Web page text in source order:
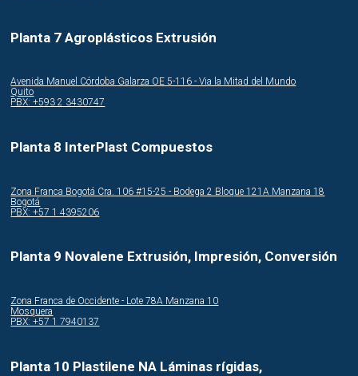
Planta 7 Agroplásticos Extrusión
Avenida Manuel Córdoba Galarza OE 5-116 - Via la Mitad del Mundo
Quito
PBX: +593 2 3430747
Planta 8 InterPlast Compuestos
Zona Franca Bogotá Cra. 106 #15-25 - Bodega 2 Bloque 121A Manzana 18
Bogotá
PBX: +57 1 4395206
Planta 9 Novalene Extrusión, Impresión, Conversión
Zona Franca de Occidente - Lote 78A Manzana 10
Mosquera
PBX: +57 1 7940137
Planta 10 Plastilene NA Láminas rígidas,